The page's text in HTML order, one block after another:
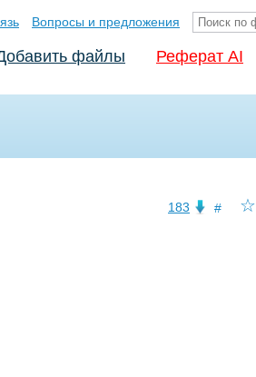
Вопросы и предложения
файлы Реферат AI
☆
#
183